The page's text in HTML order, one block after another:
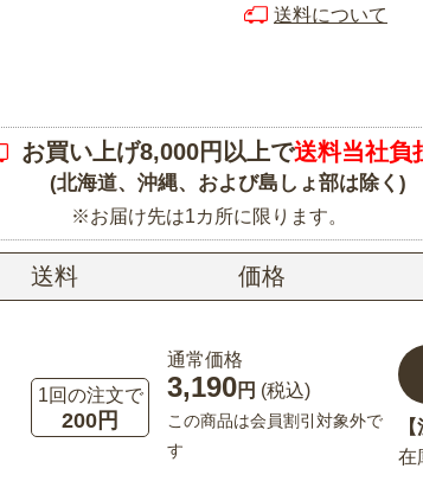
送料について
お買い上げ8,000円以上で送料当社負
(北海道、沖縄、および島しょ部は除く)
※お届け先は1カ所に限ります。
送料 価格
1回の注文で
200円
通常価格
3,190円 (税込)
この商品は会員割引対象外で
す
在